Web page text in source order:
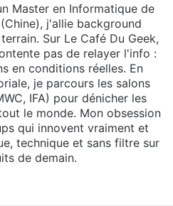
Master en Informatique de
j'allie background
Sur Le Café Du Geek,
pas de relayer l'info :
en conditions réelles. En
je parcours les salons
IFA) pour dénicher les
le monde. Mon obsession
qui innovent vraiment et
technique et sans filtre sur
de demain.